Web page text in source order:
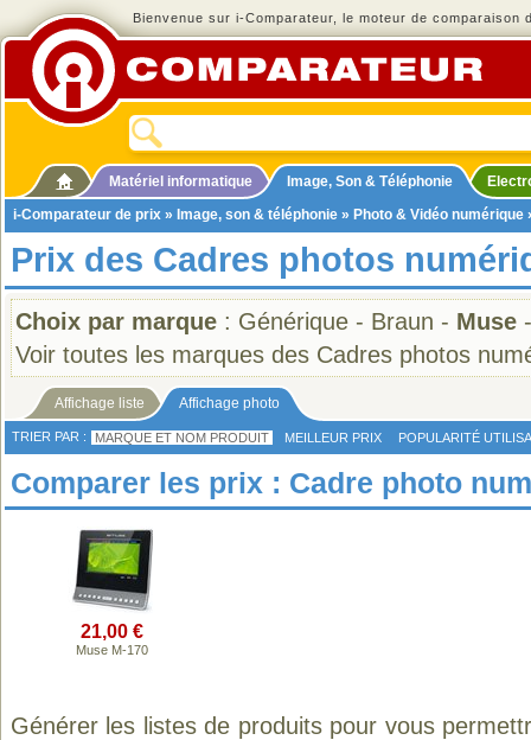
Bienvenue sur i-Comparateur, le moteur de comparaison
Matériel informatique Image, Son & Téléphonie
i-Comparateur de prix » Image, son & téléphonie » Photo & Vidéo numérique
Prix des Cadres photos
Choix par marque : Générique - Braun - Muse
Voir toutes les marques des Cadres photos
Affichage liste Affichage photo
TRIER PAR : MARQUE ET NOM PRODUIT MEILLEUR PRIX POPULARITÉ
Comparer les prix : Cadre photo
21,00 €
Muse M-170
Générer les listes de produits pour vous